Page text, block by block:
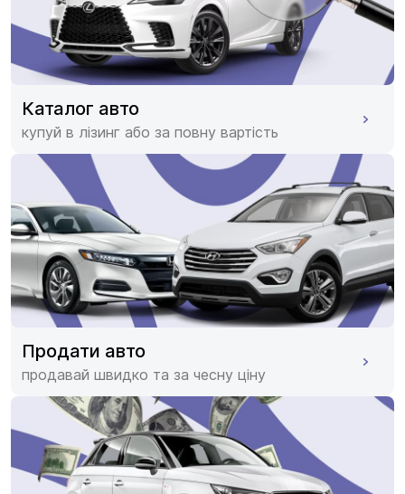
Каталог авто
купуй в лізинг або за повну вартість
Продати авто
продавай швидко та за чесну ціну